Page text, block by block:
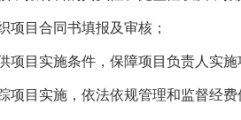
项目合同书填报及审核；
项目实施条件，保障项目负责人实
项目实施，依法依规管理和监督经